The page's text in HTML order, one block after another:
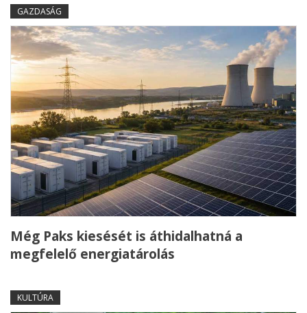
GAZDASÁG
Még Paks kiesését is áthidalhatná a
megfelelő energiatárolás
KULTÚRA